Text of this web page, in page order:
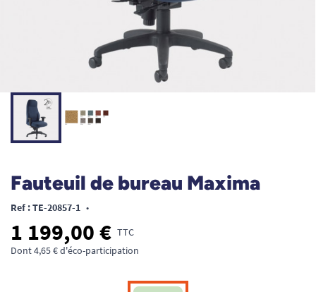
Fauteuil de bureau Maxima
Ref : TE-20857-1 •
1 199,00 € TTC
Dont 4,65 € d'éco-participation